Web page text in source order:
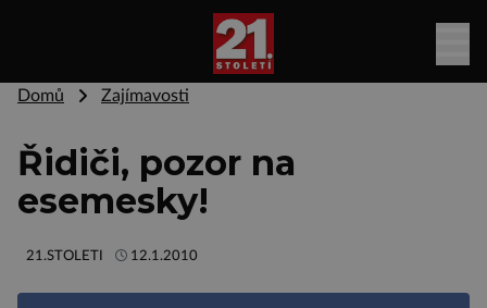
Domů Zajímavosti
Řidiči, pozor na
esemesky!
21.STOLETI 12.1.2010